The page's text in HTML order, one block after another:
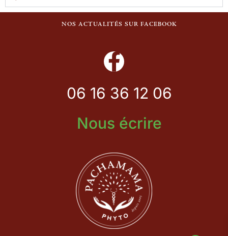
NOS ACTUALITÉS SUR FACEBOOK
06 16 36 12 06
Nous écrire